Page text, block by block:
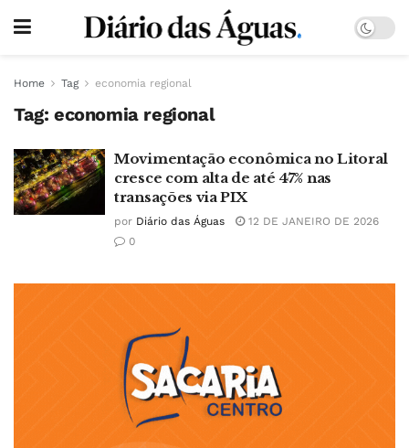
Home Tag economia regional
Tag: economia regional
Movimentação econômica no Litoral
cresce com alta de até 47% nas
transações via PIX
por Diário das Águas
12 DE JANEIRO DE 2026
0